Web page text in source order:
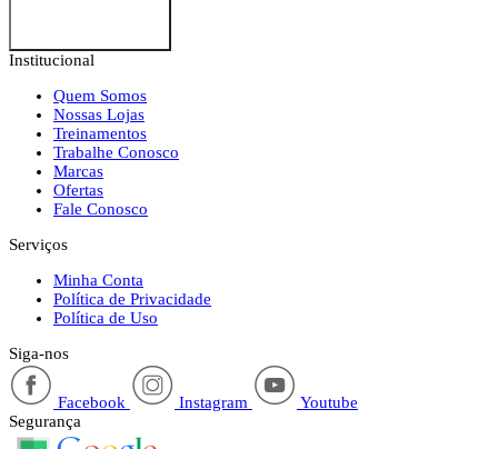
Institucional
Quem Somos
Nossas Lojas
Treinamentos
Trabalhe Conosco
Marcas
Ofertas
Fale Conosco
Serviços
Minha Conta
Política de Privacidade
Política de Uso
Siga-nos
Facebook Instagram
Youtube
Segurança